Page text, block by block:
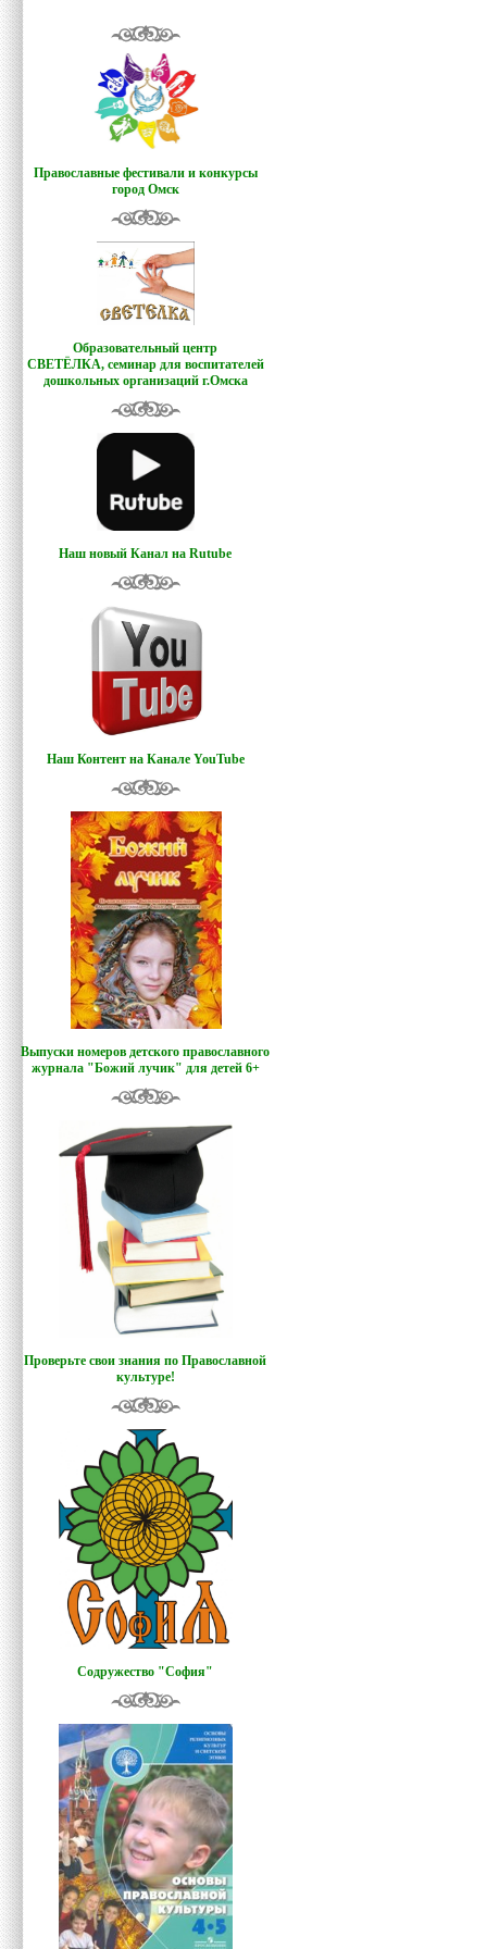
Православные фестивали и конкурсы
город Омск
Образовательный центр
СВЕТЁЛКА, семинар для воспитателей
дошкольных организаций г.Омска
Наш новый Канал на Rutube
Наш Контент на Канале YouTube
Выпуски номеров детского православного
журнала "Божий лучик" для детей 6+
Проверьте свои знания по Православной
культуре!
Содружество "София"